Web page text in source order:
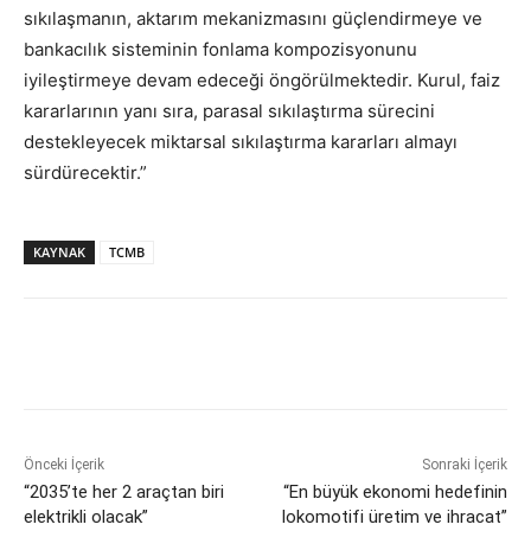
sıkılaşmanın, aktarım mekanizmasını güçlendirmeye ve
bankacılık sisteminin fonlama kompozisyonunu
iyileştirmeye devam edeceği öngörülmektedir. Kurul, faiz
kararlarının yanı sıra, parasal sıkılaştırma sürecini
destekleyecek miktarsal sıkılaştırma kararları almayı
sürdürecektir.”
KAYNAK TCMB
Önceki İçerik
“2035’te her 2 araçtan biri
elektrikli olacak”
Sonraki İçerik
“En büyük ekonomi hedefinin
lokomotifi üretim ve ihracat”